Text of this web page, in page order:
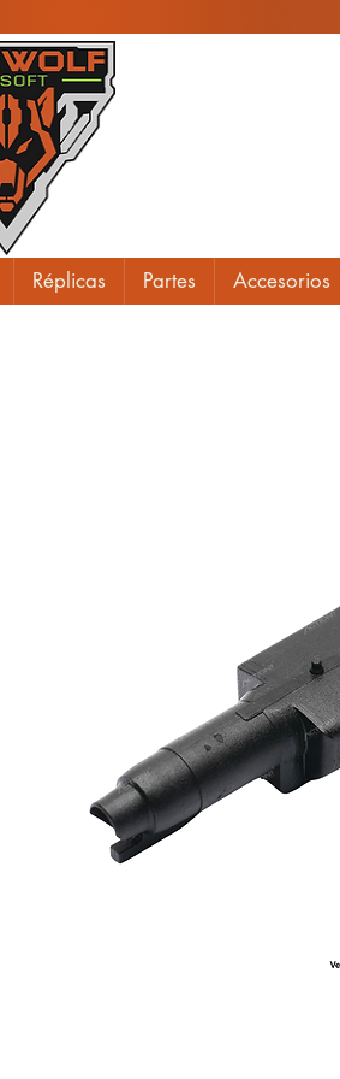
Réplicas Partes Accesorios